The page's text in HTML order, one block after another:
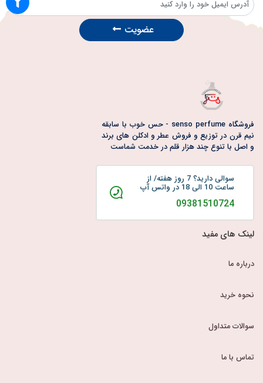
عضویت
فروشگاه senso perfume - حس خوب با سابقه
نیم قرن در توزیع و فروش عطر و ادکلن های برند
و اصل با تنوع چند هزار قلم در خدمت شماست
سوالی دارید؟ 7 روز هفته/ از
ساعت 10 الی 18 در واتس آپ
09381510724
لینک های مفید
درباره ما
نحوه خرید
سوالات متداول
تماس با ما